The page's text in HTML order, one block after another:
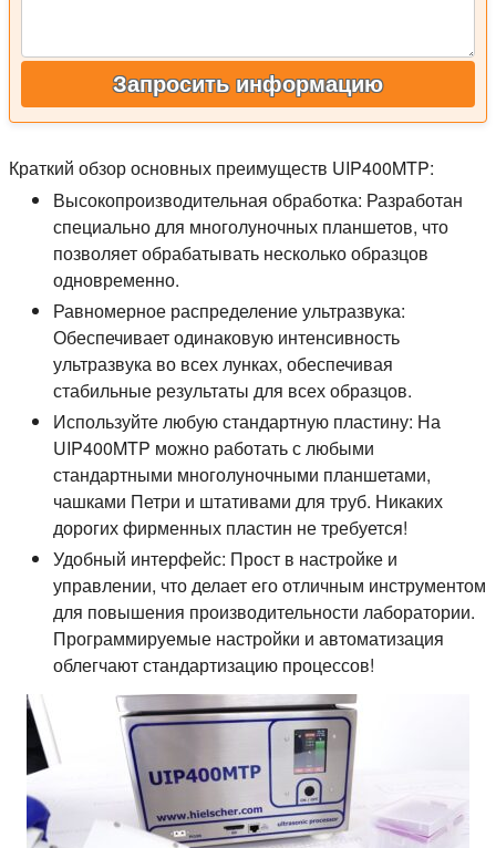
Запросить информацию
Краткий обзор основных преимуществ UIP400MTP:
Высокопроизводительная обработка: Разработан
специально для многолуночных планшетов, что
позволяет обрабатывать несколько образцов
одновременно.
Равномерное распределение ультразвука:
Обеспечивает одинаковую интенсивность
ультразвука во всех лунках, обеспечивая
стабильные результаты для всех образцов.
Используйте любую стандартную пластину: На
UIP400MTP можно работать с любыми
стандартными многолуночными планшетами,
чашками Петри и штативами для труб. Никаких
дорогих фирменных пластин не требуется!
Удобный интерфейс: Прост в настройке и
управлении, что делает его отличным инструментом
для повышения производительности лаборатории.
Программируемые настройки и автоматизация
облегчают стандартизацию процессов!